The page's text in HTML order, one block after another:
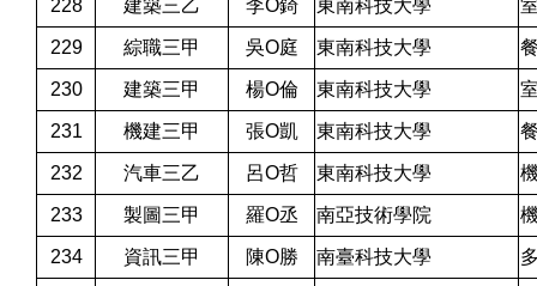
228 建築三乙 李O錡 東南科技大學
229 綜職三甲 吳O庭 東南科技大學
230 建築三甲 楊O倫 東南科技大學
231 機建三甲 張O凱 東南科技大學
232 汽車三乙 呂O哲 東南科技大學
233 製圖三甲 羅O丞 南亞技術學院
234 資訊三甲 陳O勝 南臺科技大學